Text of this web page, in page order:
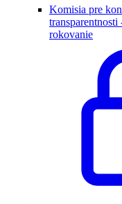
Komisia pre
transparentnosti
rokovanie